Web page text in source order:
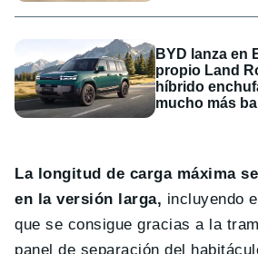
BYD lanza en
propio Land
híbrido
mucho más
La longitud de carga máxima
en la versión larga, incluyendo
que se consigue gracias a la
panel de separación del